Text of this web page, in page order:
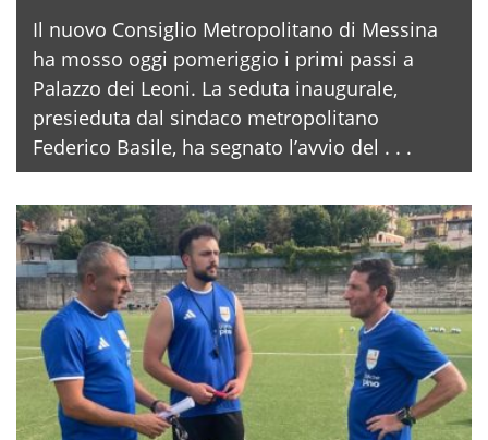
Il nuovo Consiglio Metropolitano di Messina
ha mosso oggi pomeriggio i primi passi a
Palazzo dei Leoni. La seduta inaugurale,
presieduta dal sindaco metropolitano
Federico Basile, ha segnato l’avvio del . . .